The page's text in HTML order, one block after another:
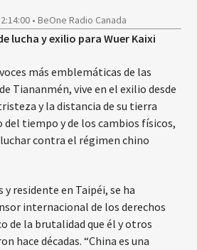
• BeOne Radio Canada
lucha y exilio para Wuer Kaixi
más emblemáticas de las
Tiananmén, vive en el exilio desde
y la distancia de su tierra
del tiempo y de los cambios físicos,
contra el régimen chino
y residente en Taipéi, se ha
internacional de los derechos
de la brutalidad que él y otros
hace décadas. “China es una